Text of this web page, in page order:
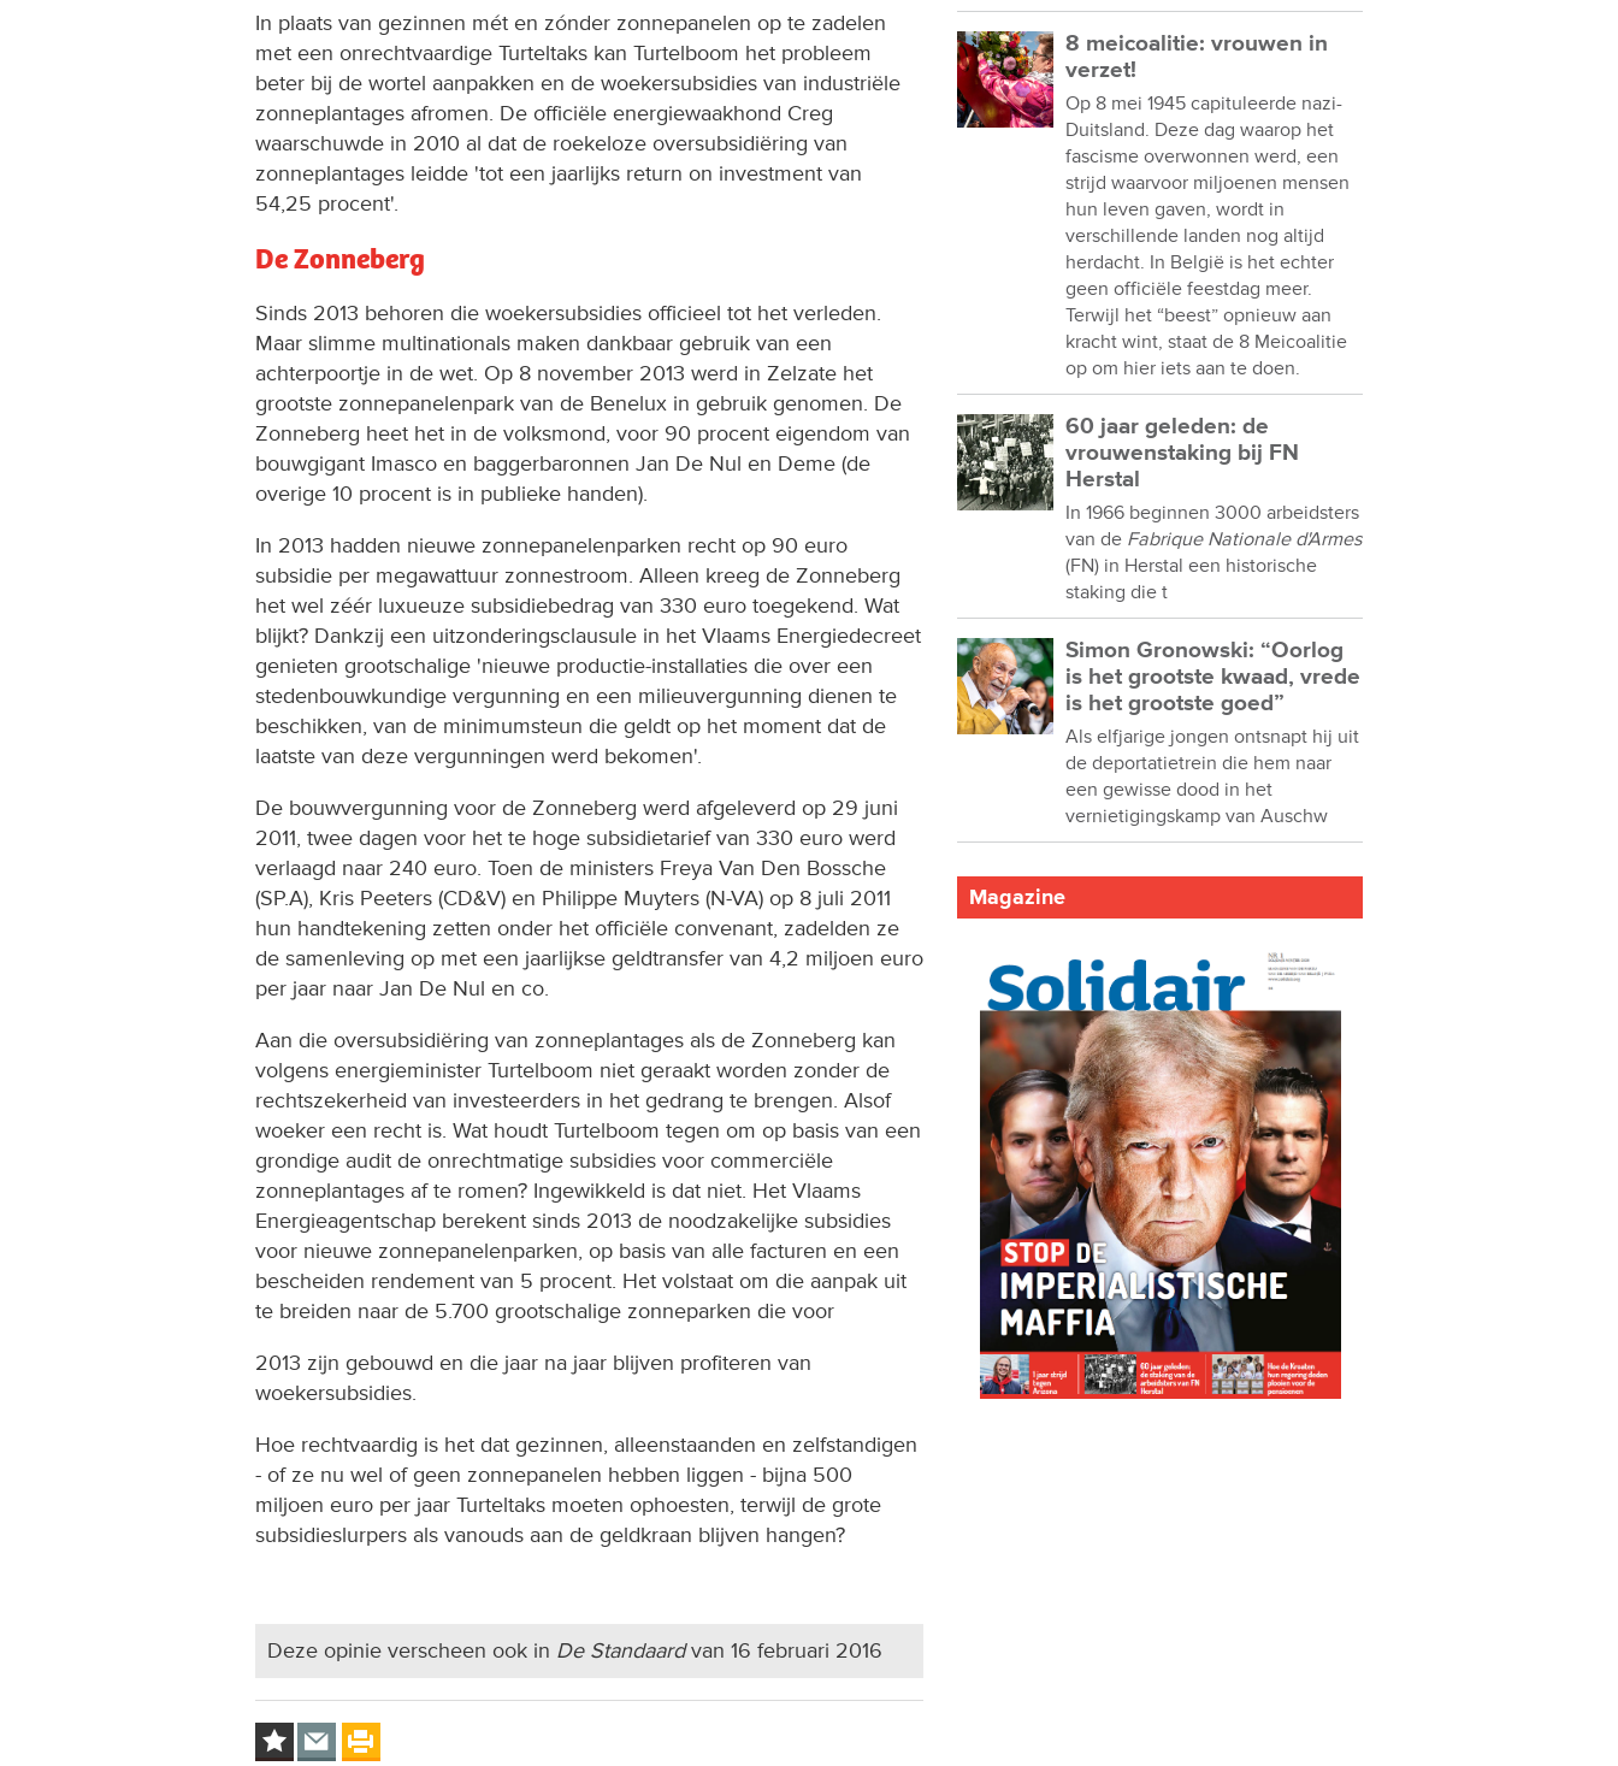
In plaats van gezinnen mét en zónder zonnepanelen op te zadelen
met een onrechtvaardige Turteltaks kan Turtelboom het probleem
beter bij de wortel aanpakken en de woekersubsidies van industriële
zonneplantages afromen. De officiële energiewaakhond Creg
waarschuwde in 2010 al dat de roekeloze oversubsidiëring van
zonneplantages leidde 'tot een jaarlijks return on investment van
54,25 procent'.
De Zonneberg
Sinds 2013 behoren die woekersubsidies officieel tot het verleden.
Maar slimme multinationals maken dankbaar gebruik van een
achterpoortje in de wet. Op 8 november 2013 werd in Zelzate het
grootste zonnepanelenpark van de Benelux in gebruik genomen. De
Zonneberg heet het in de volksmond, voor 90 procent eigendom van
bouwgigant Imasco en baggerbaronnen Jan De Nul en Deme (de
overige 10 procent is in publieke handen).
In 2013 hadden nieuwe zonnepanelenparken recht op 90 euro
subsidie per megawattuur zonnestroom. Alleen kreeg de Zonneberg
het wel zéér luxueuze subsidiebedrag van 330 euro toegekend. Wat
blijkt? Dankzij een uitzonderingsclausule in het Vlaams Energiedecreet
genieten grootschalige 'nieuwe productie-installaties die over een
stedenbouwkundige vergunning en een milieuvergunning dienen te
beschikken, van de minimumsteun die geldt op het moment dat de
laatste van deze vergunningen werd bekomen'.
De bouwvergunning voor de Zonneberg werd afgeleverd op 29 juni
2011, twee dagen voor het te hoge subsidietarief van 330 euro werd
verlaagd naar 240 euro. Toen de ministers Freya Van Den Bossche
(SP.A), Kris Peeters (CD&V) en Philippe Muyters (N-VA) op 8 juli 2011
hun handtekening zetten onder het officiële convenant, zadelden ze
de samenleving op met een jaarlijkse geldtransfer van 4,2 miljoen euro
per jaar naar Jan De Nul en co.
Aan die oversubsidiëring van zonneplantages als de Zonneberg kan
volgens energieminister Turtelboom niet geraakt worden zonder de
rechtszekerheid van investeerders in het gedrang te brengen. Alsof
woeker een recht is. Wat houdt Turtelboom tegen om op basis van een
grondige audit de onrechtmatige subsidies voor commerciële
zonneplantages af te romen? Ingewikkeld is dat niet. Het Vlaams
Energieagentschap berekent sinds 2013 de noodzakelijke subsidies
voor nieuwe zonnepanelenparken, op basis van alle facturen en een
bescheiden rendement van 5 procent. Het volstaat om die aanpak uit
te breiden naar de 5.700 grootschalige zonneparken die voor
2013 zijn gebouwd en die jaar na jaar blijven profiteren van
woekersubsidies.
Hoe rechtvaardig is het dat gezinnen, alleenstaanden en zelfstandigen
- of ze nu wel of geen zonnepanelen hebben liggen - bijna 500
miljoen euro per jaar Turteltaks moeten ophoesten, terwijl de grote
subsidieslurpers als vanouds aan de geldkraan blijven hangen?
Deze opinie verscheen ook in De Standaardvan 16 februari 2016
8 meicoalitie: vrouwen in
verzet!
Op 8 mei 1945 capituleerde nazi-
Duitsland. Deze dag waarop het
fascisme overwonnen werd, een
strijd waarvoor miljoenen mensen
hun leven gaven, wordt in
verschillende landen nog altijd
herdacht. In België is het echter
geen officiële feestdag meer.
Terwijl het “beest” opnieuw aan
kracht wint, staat de 8 Meicoalitie
op om hier iets aan te doen.
60 jaar geleden: de
vrouwenstaking bij FN
Herstal
In 1966 beginnen 3000 arbeidsters
van de Fabrique Nationale d'Armes
(FN) in Herstal een historische
staking die t
Simon Gronowski: “Oorlog
is het grootste kwaad, vrede
is het grootste goed”
Als elfjarige jongen ontsnapt hij uit
de deportatietrein die hem naar
een gewisse dood in het
vernietigingskamp van Auschw
Magazine